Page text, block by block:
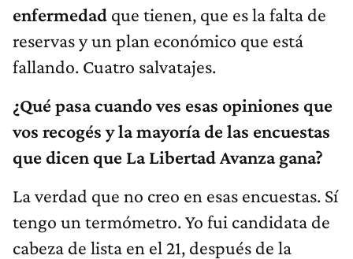
enfermedad que tienen, que es la falta de
reservas y un plan económico que está
fallando. Cuatro salvatajes.
¿Qué pasa cuando ves esas opiniones que
vos recogés y la mayoría de las encuestas
que dicen que La Libertad Avanza gana?
La verdad que no creo en esas encuestas. Sí
tengo un termómetro. Yo fui candidata de
cabeza de lista en el 21, después de la